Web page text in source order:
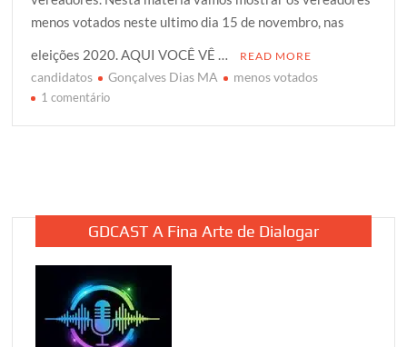
t
e
r
b
o
o
k
s
A
p
g
e
r
e
menos votados neste ultimo dia 15 de novembro, nas
eleições 2020. AQUI VOCÊ VÊ …
READ MORE
candidatos Gonçalves Dias MA menos votados
1 comentárioem
menos
votados
Dias
MA
GDCAST A Fina Arte de Dialogar